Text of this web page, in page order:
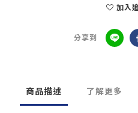
加入
分享到
商品描述 了解更多